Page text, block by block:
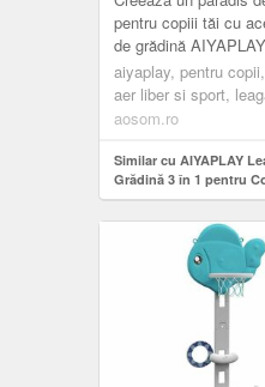
FOTBAL,
VERDE | AOSOM
pentru copiii tăi cu
de grădină
oferă un design
un leagăn dublu și ...
aiyaplay, pentru
aer liber si sport,
copii
aosom.ro
Similar cu AIYAPLAY
Grădină 3 în 1 pentru
cu Coș de Baschet și
Fotbal, 238x180x182
Aosom Romania